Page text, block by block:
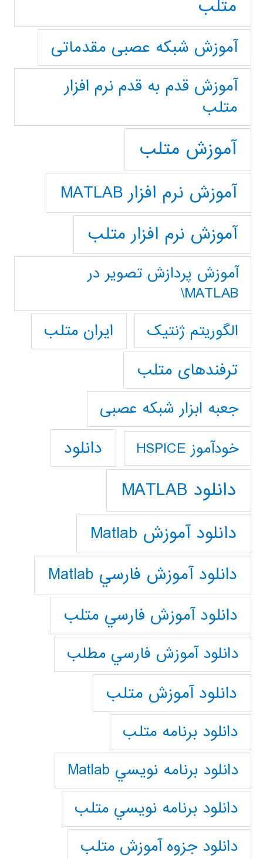
متلب
آموزش شبکه عصبی مقدماتی
آموزش قدم به قدم نرم افزار
متلب
آموزش متلب
آموزش نرم افزار MATLAB
آموزش نرم افزار متلب
آموزش پردازش تصوير در
MATLAB\
الگوریتم ژنتیک
ایران متلب
ترفندهای متلب
جعبه ابزار شبکه عصبی
خودآموز HSPICE دانلود
دانلود MATLAB
دانلود آموزش Matlab
دانلود آموزش فارسي Matlab
دانلود آموزش فارسي متلب
دانلود آموزش فارسي مطلب
دانلود آموزش متلب
دانلود برنامه متلب
دانلود برنامه نويسي Matlab
دانلود برنامه نويسي متلب
دانلود جزوه آموزش متلب